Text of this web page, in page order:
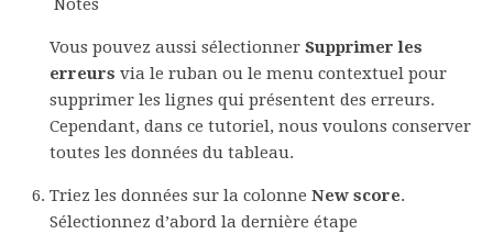
Notes
Vous pouvez aussi sélectionner Supprimer les
erreurs via le ruban ou le menu contextuel pour
supprimer les lignes qui présentent des erreurs.
Cependant, dans ce tutoriel, nous voulons conserver
toutes les données du tableau.
Triez les données sur la colonne New score.
Sélectionnez d’abord la dernière étape